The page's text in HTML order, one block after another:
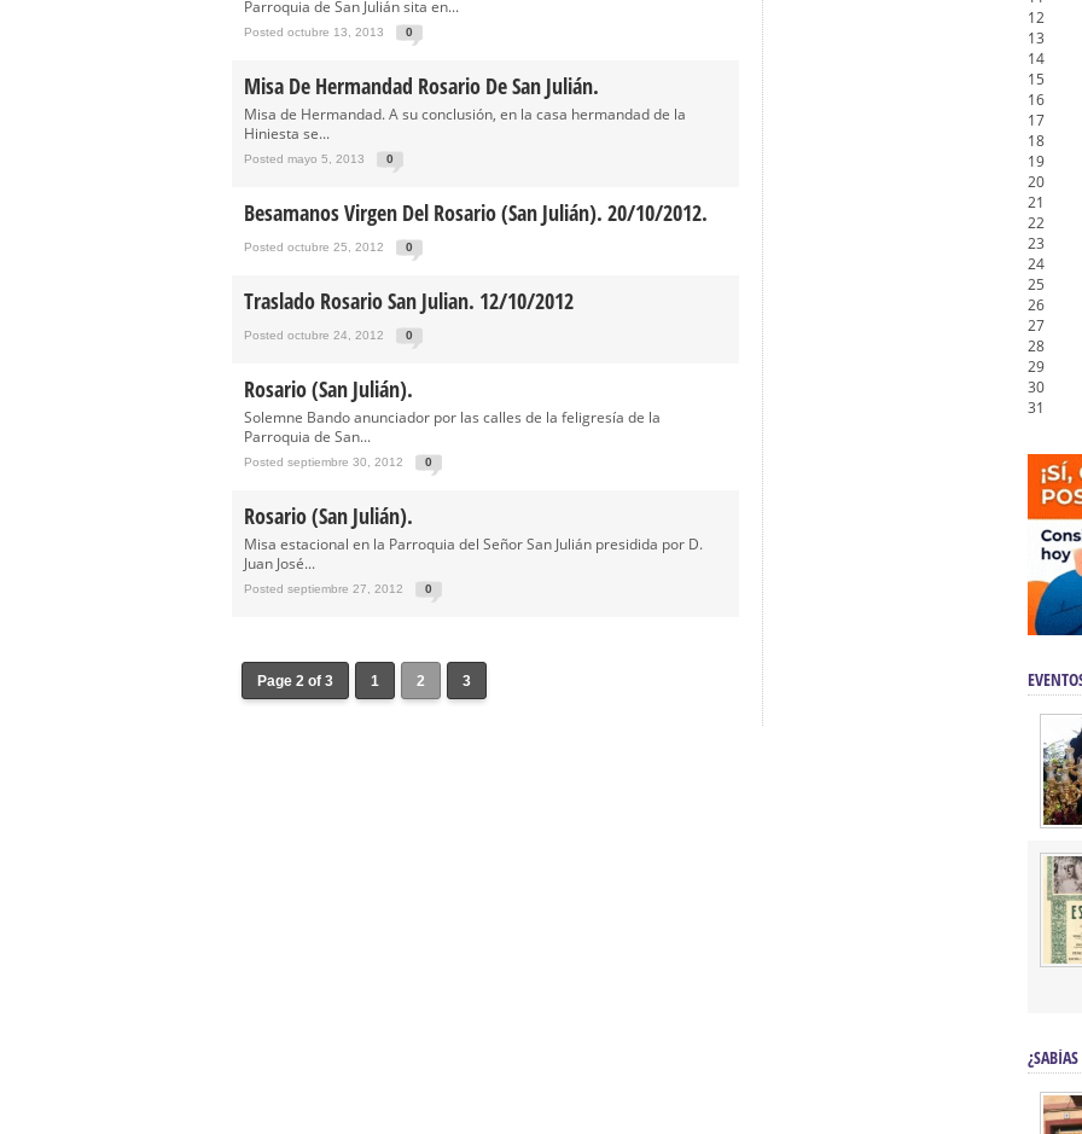
Parroquia de San Julián sita en...
Posted octubre 13, 2013 0
Misa De Hermandad Rosario De San Julián.
Misa de Hermandad. A su conclusión, en la casa hermandad de la
Hiniesta se...
Posted mayo 5, 2013 0
Besamanos Virgen Del Rosario (San Julián). 20/10/2012.
Posted octubre 25, 2012 0
Traslado Rosario San Julian. 12/10/2012
Posted octubre 24, 2012 0
Rosario (San Julián).
Solemne Bando anunciador por las calles de la feligresía de la
Parroquia de San...
Posted septiembre 30, 2012 0
Rosario (San Julián).
Misa estacional en la Parroquia del Señor San Julián presidida por D.
Juan José...
Posted septiembre 27, 2012 0
Page 2 of 3 1 2 3
12
13
14
15
16
17
18
19
20
21
22
23
24
25
26
27
28
29
30
31